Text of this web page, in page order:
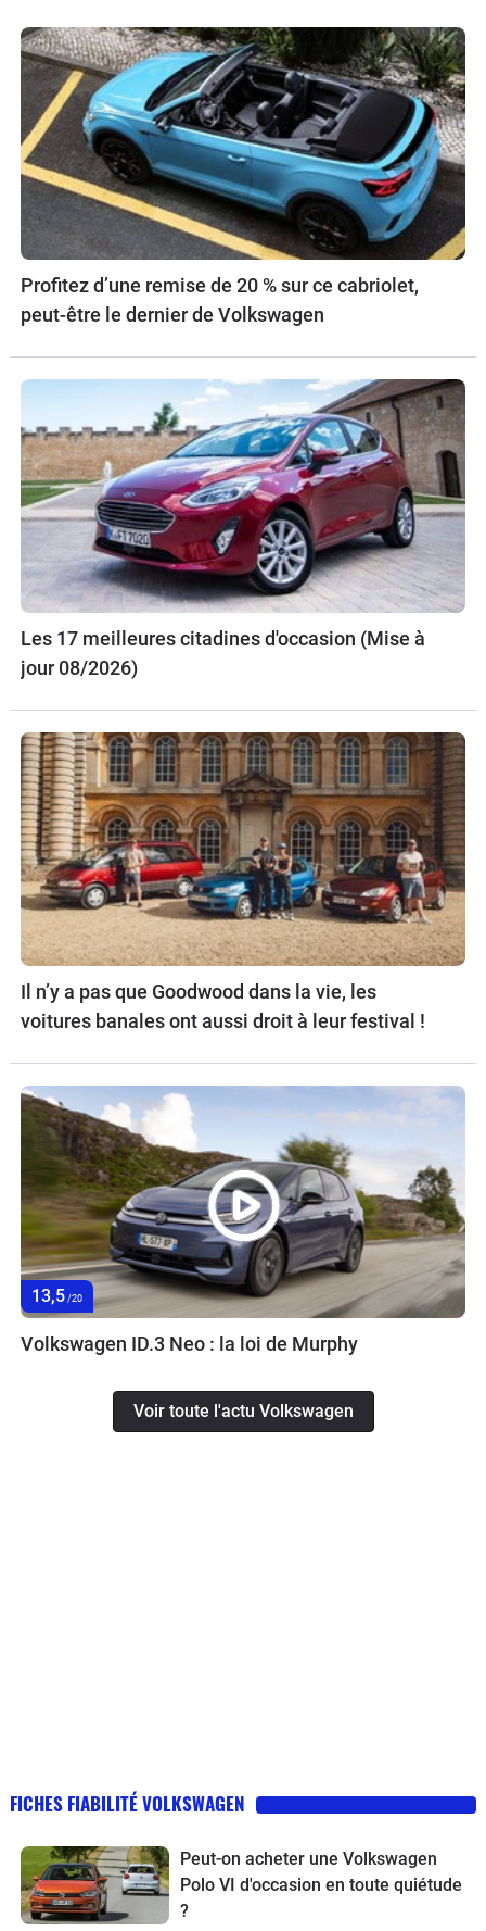
Profitez d’une remise de 20 % sur ce cabriolet,
peut-être le dernier de Volkswagen
Les 17 meilleures citadines d'occasion (Mise à
jour 08/2026)
Il n’y a pas que Goodwood dans la vie, les
voitures banales ont aussi droit à leur festival !
13,5 /20
Volkswagen ID.3 Neo : la loi de Murphy
Voir toute l'actu Volkswagen
FICHES FIABILITÉ VOLKSWAGEN
Peut-on acheter une Volkswagen
Polo VI d'occasion en toute quiétude
?